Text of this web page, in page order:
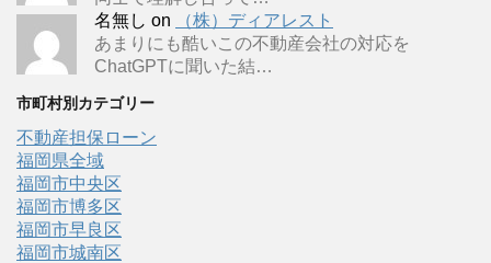
名無し on
（株）ディアレスト
あまりにも酷いこの不動産会社の対応を
ChatGPTに聞いた結…
市町村別カテゴリー
不動産担保ローン
福岡県全域
福岡市中央区
福岡市博多区
福岡市早良区
福岡市城南区